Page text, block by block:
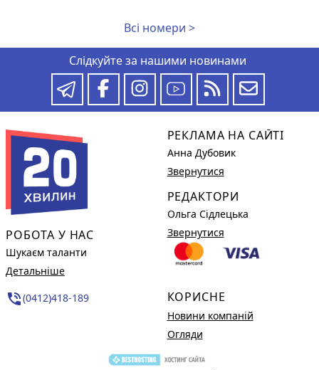
Всі номери >
Слідкуйте за нашими новинами
РОБОТА У НАС
Шукаєм таланти
Детальніше
phone_in_talk(0412)418-189
РЕКЛАМА НА САЙТІ
Анна Дубовик
Звернутися
РЕДАКТОРИ
Ольга Сідлецька
Звернутися
КОРИСНЕ
Новини компаній
Огляди